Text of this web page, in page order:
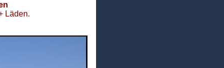
Läden.